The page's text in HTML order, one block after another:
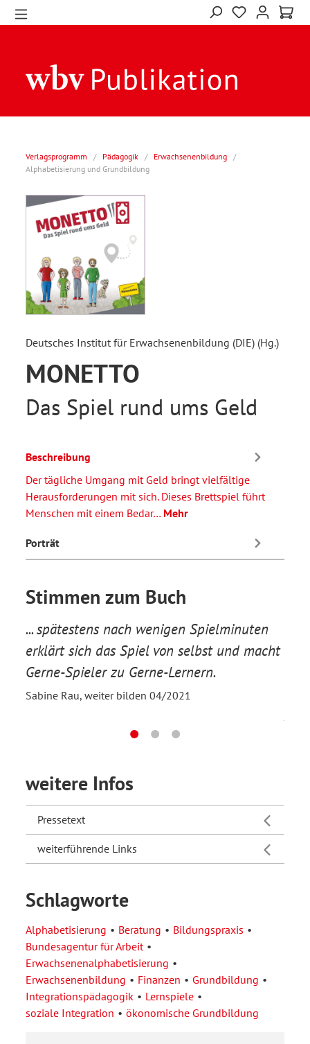
Verlagsprogramm / Pädagogik / Erwachsenenbildung /
Alphabetisierung und Grundbildung
Deutsches Institut für Erwachsenenbildung (DIE) (Hg.)
MONETTO
Das Spiel rund ums Geld
Beschreibung
Der tägliche Umgang mit Geld bringt vielfältige
Herausforderungen mit sich. Dieses Brettspiel führt
Menschen mit einem Bedar… Mehr
Porträt
Stimmen zum Buch
... spätestens nach wenigen Spielminuten
erklärt sich das Spiel von selbst und macht
Gerne-Spieler zu Gerne-Lernern.
Sabine Rau, weiter bilden 04/2021
weitere Infos
Pressetext
weiterführende Links
Schlagworte
Alphabetisierung Beratung
Bildungspraxis
Bundesagentur für Arbeit
Erwachsenenalphabetisierung
Erwachsenenbildung
Finanzen
Grundbildung
Integrationspädagogik
Lernspiele
soziale Integration
ökonomische Grundbildung